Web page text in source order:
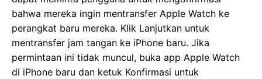
bahwa mereka ingin mentransfer Apple Watch ke
perangkat baru mereka. Klik Lanjutkan untuk
mentransfer jam tangan ke iPhone baru. Jika
permintaan ini tidak muncul, buka app Apple Watch
di iPhone baru dan ketuk Konfirmasi untuk